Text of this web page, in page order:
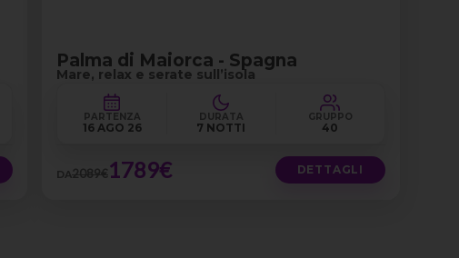
Palma di Maiorca - Spagna
Mare, relax e serate sull’isola
PARTENZA
16 AGO 26
DURATA
7 NOTTI
GRUPPO
40
DA2089€1789€ DETTAGLI